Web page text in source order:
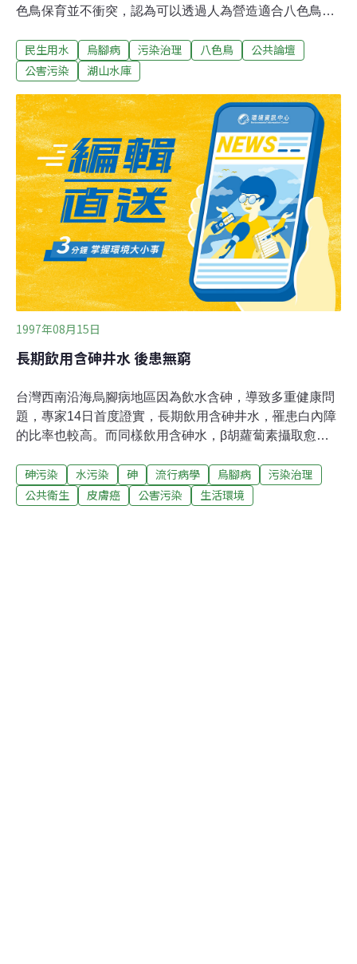
色鳥保育並不衝突，認為可以透過人為營造適合八色鳥的
慮來強化建水庫之正當性。對於此一似是而非，根據錯誤
資料而產生之論述，筆者回應如下：一、湖山水庫自1997
離島工業區之用水，根本不是民生用水。然而，開發單位
在保育團體不斷質疑下，不得不改口，對外的說詞不斷更
改，一會兒說是為民生用水，一會兒又說是為了防止地層
下陷，這些說詞無非只是強化建水庫的正當性，這從雲林
離島工業區又要新增台塑之大煉鋼廠與八輕，可得明證，
如果不蓋新的水庫，這些每日動輒數十萬噸水的高耗水產
業，水要從那裡來？ 二、雲林的自來水的確多數引用地下
水，然而，政府在興建集集攔河堰本就聲稱每日將供應雲
林民生用水20萬公噸，如果此一承諾沒有跳票
民生用水 烏腳病 污染治理 八色鳥
公共論壇
公害污染
湖山水庫
1997年08月15日
長期飲用含砷井水 後患無窮
台灣西南沿海烏腳病地區因為飲水含砷，導致多重健康問
題，專家14日首度證實，長期飲用含砷井水，罹患白內障
的比率也較高。而同樣飲用含砷水，β胡蘿蔔素攝取愈少
高。以台大流行病學研究所教授陳建仁為首的「烏腳病研
究小組」，14日發表共同研究的成果。陳建仁指出，砷進
砷污染 水污染 砷 流行病學 烏腳病
污染治理
公共衛生
皮膚癌 公害污染 生活環境